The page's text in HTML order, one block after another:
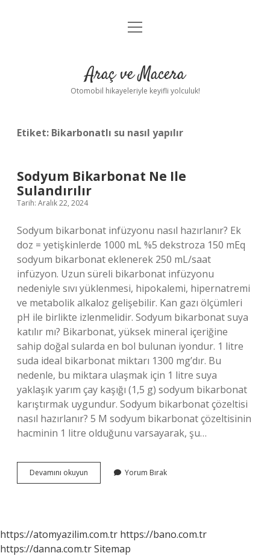
Anasayfa
Yasal Uyarı
menüyü
Araç ve Macera
Otomobil hikayeleriyle keyifli yolculuk!
Etiket: Bikarbonatlı su nasıl yapılır
Sodyum Bikarbonat Ne Ile
Sulandırılır
Tarih: Aralık 22, 2024
Sodyum bikarbonat infüzyonu nasıl hazırlanır? Ek
doz = yetişkinlerde 1000 mL %5 dekstroza 150 mEq
sodyum bikarbonat eklenerek 250 mL/saat
infüzyon. Uzun süreli bikarbonat infüzyonu
nedeniyle sıvı yüklenmesi, hipokalemi, hipernatremi
ve metabolik alkaloz gelişebilir. Kan gazı ölçümleri
pH ile birlikte izlenmelidir. Sodyum bikarbonat suya
katılır mı? Bikarbonat, yüksek mineral içeriğine
sahip doğal sularda en bol bulunan iyondur. 1 litre
suda ideal bikarbonat miktarı 1300 mg’dır. Bu
nedenle, bu miktara ulaşmak için 1 litre suya
yaklaşık yarım çay kaşığı (1,5 g) sodyum bikarbonat
karıştırmak uygundur. Sodyum bikarbonat çözeltisi
nasıl hazırlanır? 5 M sodyum bikarbonat çözeltisinin
hacminin 1 litre olduğunu varsayarak, şu…
Devamını okuyun Sodyum
Bikarbonat
Yorum Bırak
https://atomyazilim.com.tr https://bano.com.tr
https://danna.com.trSitemap